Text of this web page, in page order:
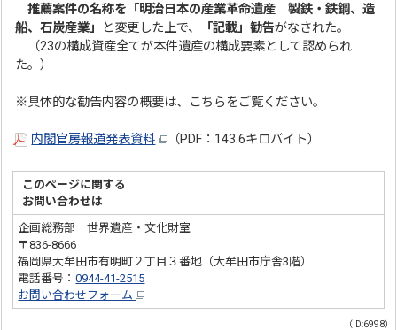
推薦案件の名称を「明治日本の産業革命遺産 製鉄・鉄鋼、造
船、石炭産業」
と変更した上で、 「記載」勧告がなされた。
（23の構成資産全てが本件遺産の構成要素として認められ
た。）
※具体的な勧告内容の概要は、こちらをご覧ください。
内閣官房報道発表資料 （PDF：143.6キロバイト）
このページに関する
お問い合わせは
企画総務部 世界遺産・文化財室
〒836-8666
福岡県大牟田市有明町２丁目３番地（大牟田市庁舎3階）
電話番号：0944-41-2515
お問い合わせフォーム
（ID:6998）